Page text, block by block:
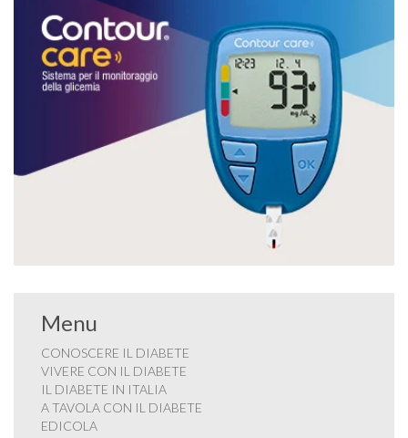
Menu
CONOSCERE IL DIABETE
VIVERE CON IL DIABETE
IL DIABETE IN ITALIA
A TAVOLA CON IL DIABETE
EDICOLA